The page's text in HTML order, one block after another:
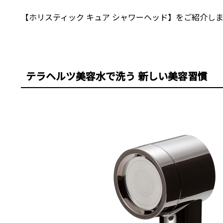
【ホリスティック キュア シャワーヘッド】をご紹介
テラヘルツ美容水で洗う 新しい美容習慣